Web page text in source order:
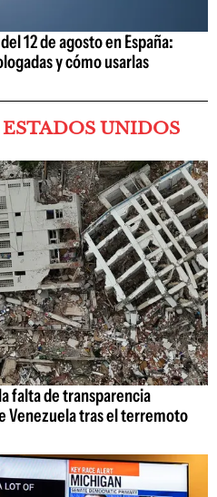
12 de agosto en España:
y cómo usarlas
UNIDOS
falta de transparencia
Venezuela tras el terremoto